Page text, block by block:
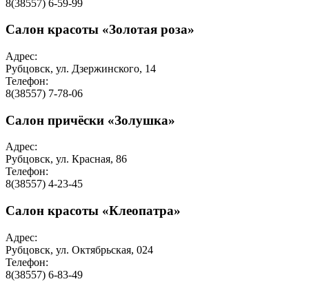
8(38557) 6-59-99
Салон красоты «Золотая роза»
Адрес:
Рубцовск, ул. Дзержинского, 14
Телефон:
8(38557) 7-78-06
Салон причёски «Золушка»
Адрес:
Рубцовск, ул. Красная, 86
Телефон:
8(38557) 4-23-45
Салон красоты «Клеопатра»
Адрес:
Рубцовск, ул. Октябрьская, 024
Телефон:
8(38557) 6-83-49